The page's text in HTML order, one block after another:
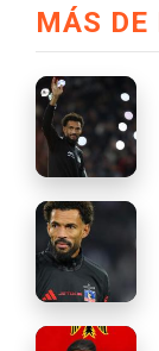
MÁS DE